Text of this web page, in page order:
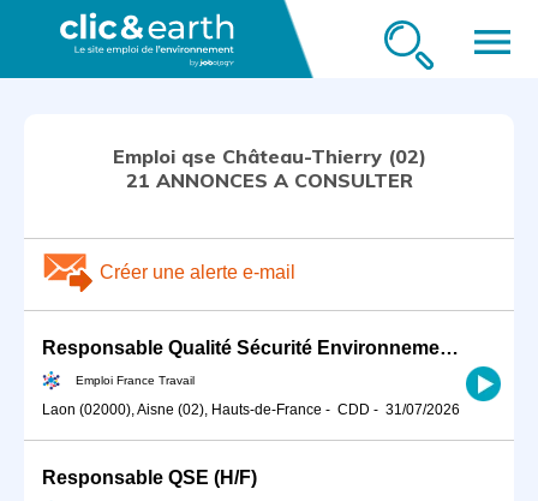
menu
Emploi qse Château-Thierry (02)
21 ANNONCES A CONSULTER
Créer une alerte e-mail
Responsable Qualité Sécurité Environnement -QSE- en industrie (H/F)
Emploi France Travail
Laon (02000), Aisne (02), Hauts-de-France - CDD - 31/07/2026
Responsable QSE (H/F)